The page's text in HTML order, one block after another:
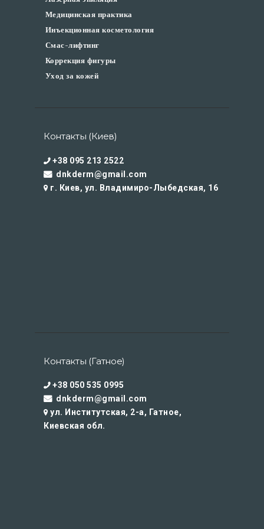
Медицинская практика
Инъекционная косметология
Смас-лифтинг
Коррекция фигуры
Уход за кожей
Контакты (Киев)
+38 095 213 2522
dnkderm@gmail.com
г. Киев, ул. Владимиро-Лыбедская, 16
Контакты (Гатное)
+38 050 535 0995
dnkderm@gmail.com
ул. Институтская, 2-а, Гатное,
Киевская обл.